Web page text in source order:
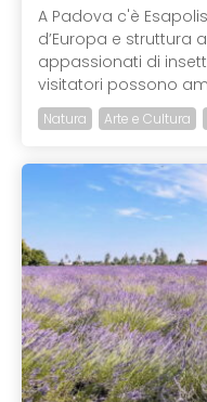
A Padova c'è
d’Europa e struttura
appassionati di
visitatori possono
Natura Arte e Cultura